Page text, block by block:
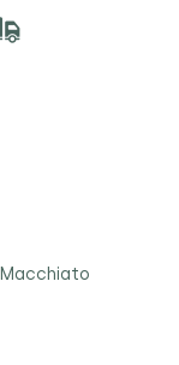
Macchiato